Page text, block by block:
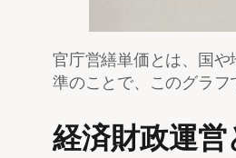
官庁営繕単価とは、国
準のことで、このグラフ
経済財政運